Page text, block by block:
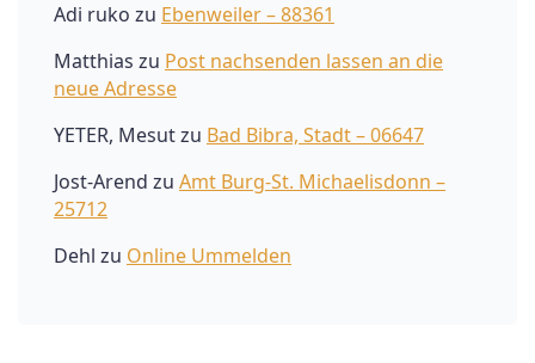
Adi ruko zu Ebenweiler – 88361
Matthias zu Post nachsenden lassen an die
neue Adresse
YETER, Mesutzu Bad Bibra, Stadt – 06647
Jost-Arend zu Amt Burg-St. Michaelisdonn –
25712
Dehl zu Online Ummelden